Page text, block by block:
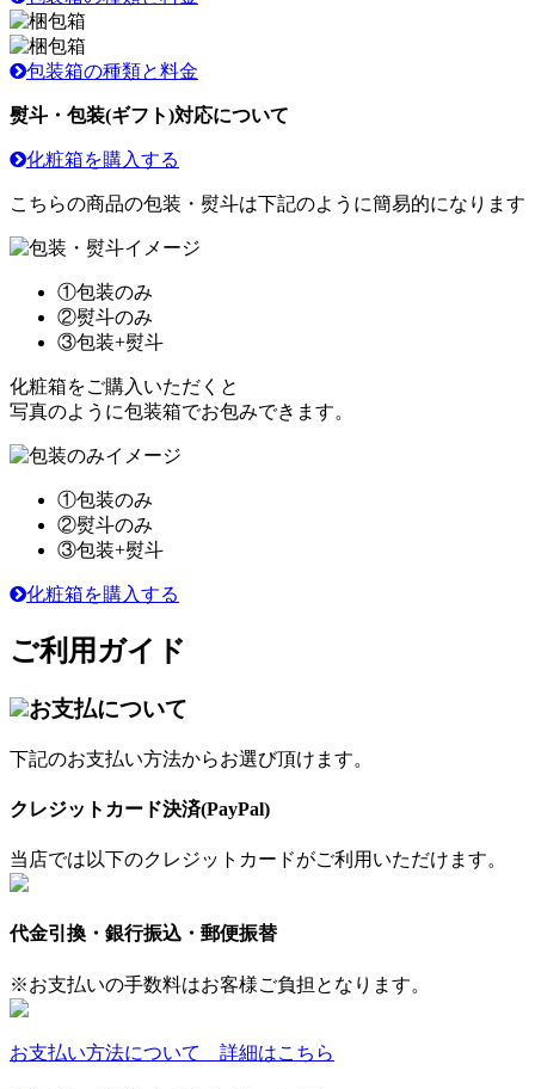
包装箱の種類と料金
熨斗・包装(ギフト)対応について
化粧箱を購入する
こちらの商品の包装・熨斗は下記のように簡易的になります
①包装のみ
②熨斗のみ
③包装+熨斗
化粧箱をご購入いただくと
写真のように包装箱でお包みできます。
①包装のみ
②熨斗のみ
③包装+熨斗
化粧箱を購入する
ご利用ガイド
お支払について
下記のお支払い方法からお選び頂けます。
クレジットカード決済(PayPal)
当店では以下のクレジットカードがご利用いただけます。
代金引換・銀行振込・郵便振替
※お支払いの手数料はお客様ご負担となります。
お支払い方法について 詳細はこちら